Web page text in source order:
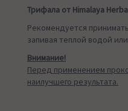
Трифала от Himalaya
Рекомендуется
запивая теплой водой
Внимание!
Перед применением
наилучшего результата.